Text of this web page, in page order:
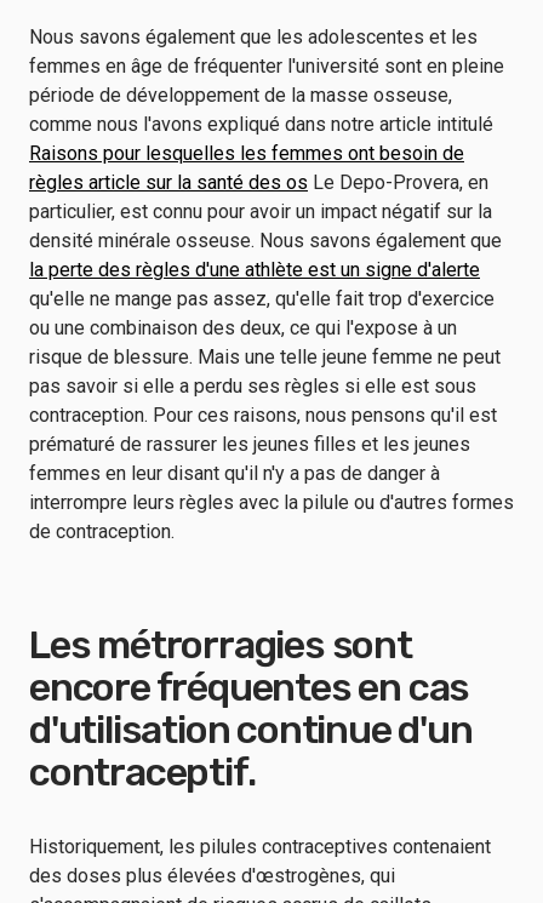
Nous savons également que les adolescentes et les
femmes en âge de fréquenter l'université sont en pleine
période de développement de la masse osseuse,
comme nous l'avons expliqué dans notre article intitulé
Raisons pour lesquelles les femmes ont besoin de
règles article sur la santé des os Le Depo-Provera, en
particulier, est connu pour avoir un impact négatif sur la
densité minérale osseuse. Nous savons également que
la perte des règles d'une athlète est un signe d'alerte
qu'elle ne mange pas assez, qu'elle fait trop d'exercice
ou une combinaison des deux, ce qui l'expose à un
risque de blessure. Mais une telle jeune femme ne peut
pas savoir si elle a perdu ses règles si elle est sous
contraception. Pour ces raisons, nous pensons qu'il est
prématuré de rassurer les jeunes filles et les jeunes
femmes en leur disant qu'il n'y a pas de danger à
interrompre leurs règles avec la pilule ou d'autres formes
de contraception.
Les métrorragies sont
encore fréquentes en cas
d'utilisation continue d'un
contraceptif.
Historiquement, les pilules contraceptives contenaient
des doses plus élevées d'œstrogènes, qui